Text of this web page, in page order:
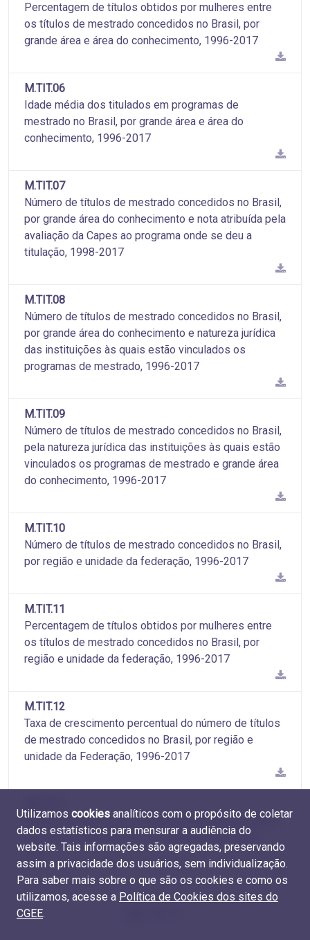
Percentagem de títulos obtidos por mulheres entre
os títulos de mestrado concedidos no Brasil, por
grande área e área do conhecimento, 1996-2017
M.TIT.06
Idade média dos titulados em programas de
mestrado no Brasil, por grande área e área do
conhecimento, 1996-2017
M.TIT.07
Número de títulos de mestrado concedidos no Brasil,
por grande área do conhecimento e nota atribuída pela
avaliação da Capes ao programa onde se deu a
titulação, 1998-2017
M.TIT.08
Número de títulos de mestrado concedidos no Brasil,
por grande área do conhecimento e natureza jurídica
das instituições às quais estão vinculados os
programas de mestrado, 1996-2017
M.TIT.09
Número de títulos de mestrado concedidos no Brasil,
pela natureza jurídica das instituições às quais estão
vinculados os programas de mestrado e grande área
do conhecimento, 1996-2017
M.TIT.10
Número de títulos de mestrado concedidos no Brasil,
por região e unidade da federação, 1996-2017
M.TIT.11
Percentagem de títulos obtidos por mulheres entre
os títulos de mestrado concedidos no Brasil, por
região e unidade da federação, 1996-2017
M.TIT.12
Taxa de crescimento percentual do número de títulos
de mestrado concedidos no Brasil, por região e
unidade da Federação, 1996-2017
Número de títulos de mestrado concedidos no Brasil,
por região e grande área do conhecimento, 1996-
2017
Utilizamos cookies analíticos com o propósito de coletar
dados estatísticos para mensurar a audiência do
website. Tais informações são agregadas, preservando
assim a privacidade dos usuários, sem individualização.
Para saber mais sobre o que são os cookies e como os
utilizamos, acesse a Política de Cookies dos sites do
CGEE.